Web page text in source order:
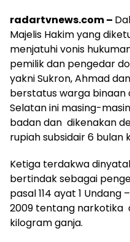
radartvnews.com –
Majelis Hakim yang
menjatuhi vonis
pemilik dan pengedar
yakni Sukron, Ahmad
berstatus warga binaan
Selatan ini masing-
badan dan dikenakan
rupiah subsidair 6 bulan
Ketiga terdakwa
bertindak sebagai
pasal 114 ayat 1
2009 tentang narkotika
kilogram ganja.